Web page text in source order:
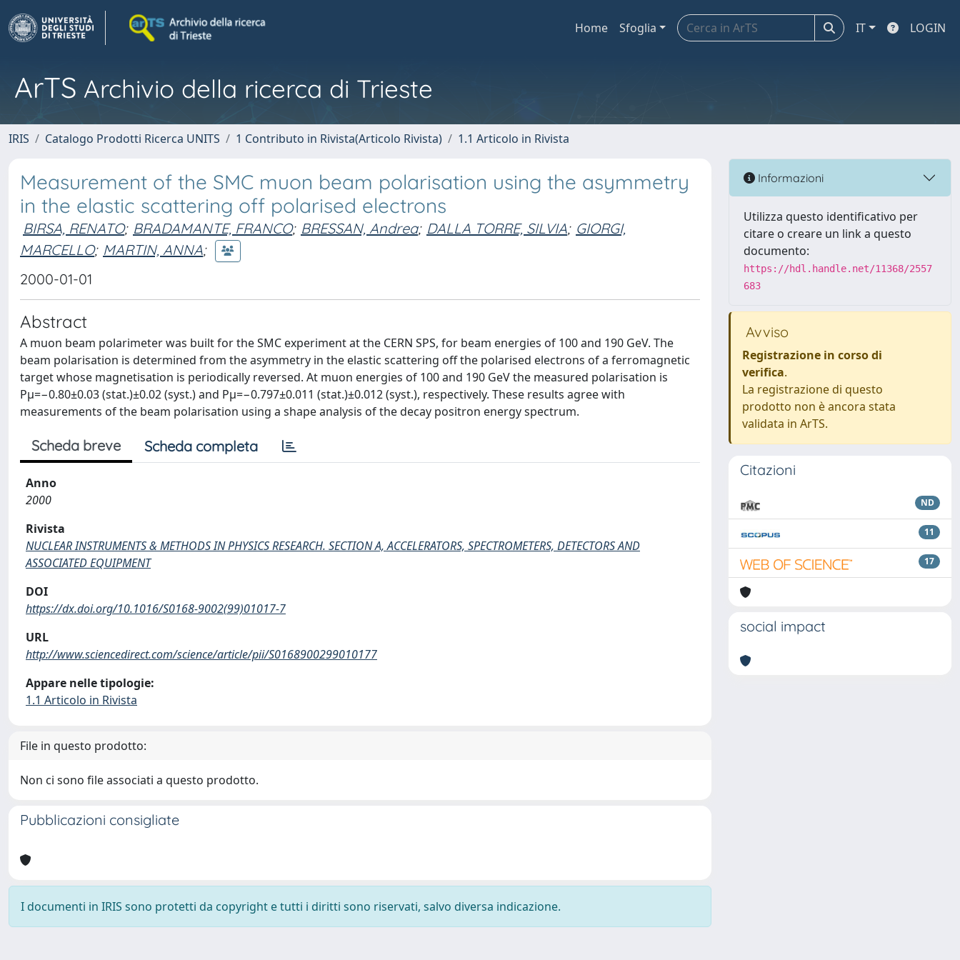
Home Sfoglia IT LOGIN
ArTS Archivio della ricerca di Trieste
IRIS Catalogo Prodotti Ricerca UNITS 1 Contributo in Rivista(Articolo Rivista) 1.1 Articolo in Rivista
Measurement of the SMC muon beam polarisation using the asymmetry
in the elastic scattering off polarised electrons
BIRSA, RENATO; BRADAMANTE, FRANCO; BRESSAN, Andrea; DALLA TORRE, SILVIA; GIORGI,
MARCELLO; MARTIN, ANNA;
2000-01-01
Abstract
A muon beam polarimeter was built for the SMC experiment at the CERN SPS, for beam energies of 100 and 190 GeV. The
beam polarisation is determined from the asymmetry in the elastic scattering off the polarised electrons of a ferromagnetic
target whose magnetisation is periodically reversed. At muon energies of 100 and 190 GeV the measured polarisation is
Pμ=−0.80±0.03 (stat.)±0.02 (syst.) and Pμ=−0.797±0.011 (stat.)±0.012 (syst.), respectively. These results agree with
measurements of the beam polarisation using a shape analysis of the decay positron energy spectrum.
Scheda breve Scheda completa
Anno
2000
Rivista
NUCLEAR INSTRUMENTS & METHODS IN PHYSICS RESEARCH. SECTION A, ACCELERATORS, SPECTROMETERS, DETECTORS AND
ASSOCIATED EQUIPMENT
DOI
https://dx.doi.org/10.1016/S0168-9002(99)01017-7
URL
http://www.sciencedirect.com/science/article/pii/S0168900299010177
Appare nelle tipologie:
1.1 Articolo in Rivista
File in questo prodotto:
Non ci sono file associati a questo prodotto.
Pubblicazioni consigliate
I documenti in IRIS sono protetti da copyright e tutti i diritti sono riservati, salvo diversa indicazione.
Informazioni
Utilizza questo identificativo per
citare o creare un link a questo
documento:
https://hdl.handle.net/11368/2557
683
Avviso
Registrazione in corso di
verifica.
La registrazione di questo
prodotto non è ancora stata
validata in ArTS.
Citazioni
ND
11
17
social impact